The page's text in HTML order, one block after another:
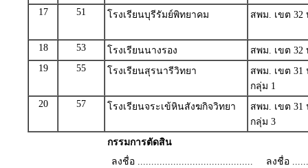
17
51 โรงเรียนบุรีรัมย์พิทยาคม สพม. เขต 32
18 53 โรงเรียนนางรอง
สพม. เขต 32
19
55 โรงเรียนสุรนารีวิทยา
สพม. เขต
กลุ่ม 1
20
57 โรงเรียนจระเข้หินสังฆกิจวิทยา
สพม. เขต
กลุ่ม 3
กรรมการตัดสิน
ลงชื่อ ..........................................
ลงชื่อ